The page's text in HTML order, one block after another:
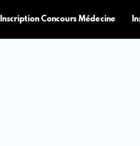
Inscription Concours Médecine